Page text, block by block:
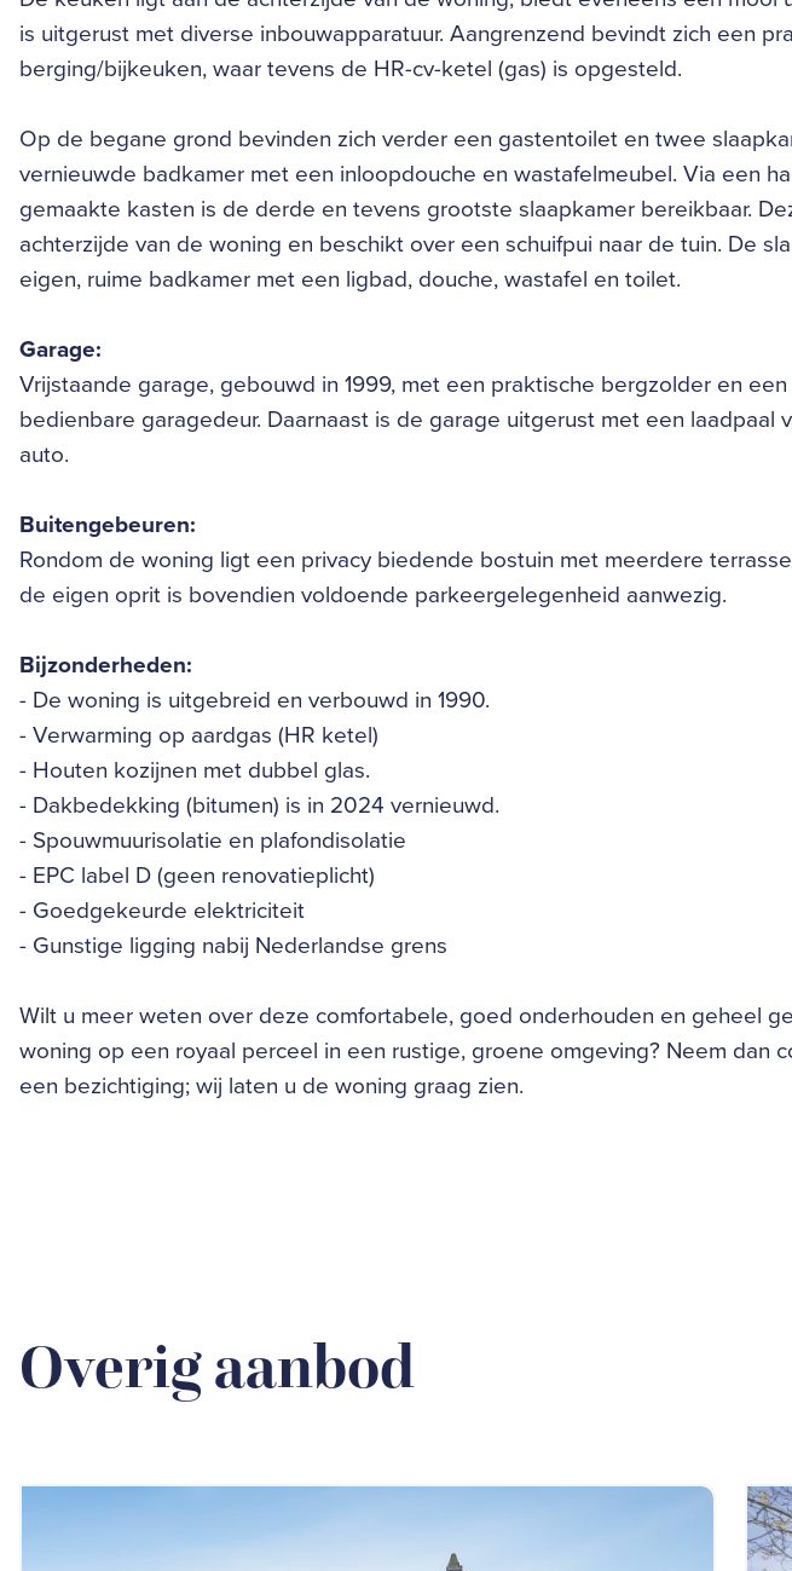
is uitgerust met diverse inbouwapparatuur. Aangrenzend bevindt zich een
berging/bijkeuken, waar tevens de HR-cv-ketel (gas) is opgesteld.
Op de begane grond bevinden zich verder een gastentoilet en twee
vernieuwde badkamer met een inloopdouche en wastafelmeubel. Via een
gemaakte kasten is de derde en tevens grootste slaapkamer bereikbaar.
achterzijde van de woning en beschikt over een schuifpui naar de tuin. De
eigen, ruime badkamer met een ligbad, douche, wastafel en toilet.
Garage:
Vrijstaande garage, gebouwd in 1999, met een praktische bergzolder en
bedienbare garagedeur. Daarnaast is de garage uitgerust met een laadpaal
auto.
Buitengebeuren:
Rondom de woning ligt een privacy biedende bostuin met meerdere
de eigen oprit is bovendien voldoende parkeergelegenheid aanwezig.
Bijzonderheden:
- De woning is uitgebreid en verbouwd in 1990.
- Verwarming op aardgas (HR ketel)
- Houten kozijnen met dubbel glas.
- Dakbedekking (bitumen) is in 2024 vernieuwd.
- Spouwmuurisolatie en plafondisolatie
- EPC label D (geen renovatieplicht)
- Goedgekeurde elektriciteit
- Gunstige ligging nabij Nederlandse grens
Wilt u meer weten over deze comfortabele, goed onderhouden en geheel
woning op een royaal perceel in een rustige, groene omgeving? Neem dan
een bezichtiging; wij laten u de woning graag zien.
Overig aanbod